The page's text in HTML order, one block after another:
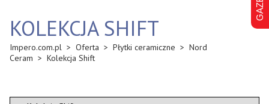
KOLEKCJA SHIFT
Impero.com.pl > Oferta > Płytki ceramiczne > Nord
Ceram > Kolekcja Shift